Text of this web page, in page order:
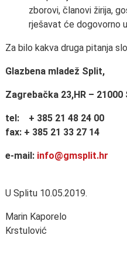
zborovi, članovi žirija,
rješavat će dogovorno
Za bilo kakva druga pitanja
Glazbena mladež Split,
Zagrebačka 23,HR – 21000
tel: + 385 21 48 24 00
fax: + 385 21 33 27 14
e-mail: info@gmsplit.hr
U Splitu 10.05.2019.
Marin Kaporelo
Krstulović